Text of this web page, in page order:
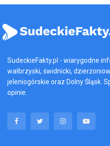
SudeckieFakty.pl - wiarygodne
wałbrzyski, świdnicki,
jeleniogórskie oraz Dolny Śląsk.
opinie.